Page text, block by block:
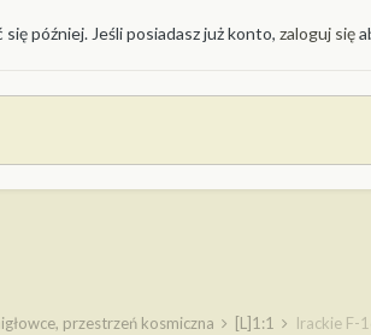
później. Jeśli posiadasz już konto, zaloguj się
przestrzeń kosmiczna [L]1:1 Irackie F-